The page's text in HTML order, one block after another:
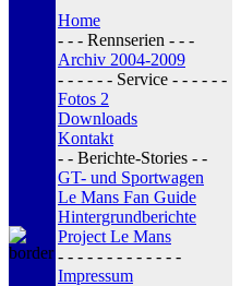
Home
- - - Rennserien - - -
Archiv 2004-2009
- - - - - - Service - - - - - -
Fotos 2
Downloads
Kontakt
- - Berichte-Stories - -
GT- und Sportwagen
Le Mans Fan Guide
Hintergrundberichte
Project Le Mans
- - - - - - - - - - - - -
Impressum